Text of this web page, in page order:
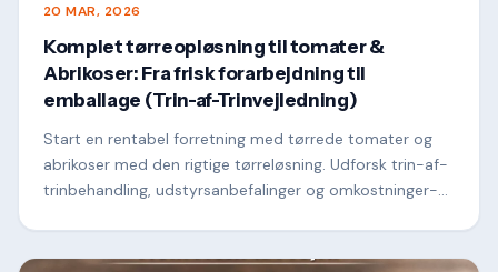
20 MAR, 2026
Komplet tørreopløsning til tomater &
Abrikoser: Fra frisk forarbejdning til
emballage (Trin-af-Trinvejledning)
Start en rentabel forretning med tørrede tomater og
abrikoser med den rigtige tørreløsning. Udforsk trin-af-
trinbehandling, udstyrsanbefalinger og omkostninger-